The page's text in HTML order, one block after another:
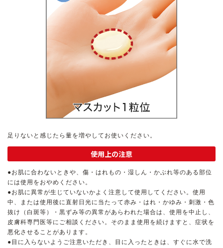
ブランド情報
ショッピングガイド
お電話でもご注文いただけます
0120-371-217
9時〜21時 / 年中無休
足りないと感じたら量を増やしてお使いください。
使用上の注意
●お肌に合わないときや、傷・はれもの・湿しん・かぶれ等のある部位
には使用をおやめください。
●お肌に異常が生じていないかよく注意して使用してください。使用
中、または使用後に直射日光に当たって赤み・はれ・かゆみ・刺激・色
抜け（白斑等）・黒ずみ等の異常があらわれた場合は、使用を中止し、
皮膚科専門医等にご相談ください。そのまま使用を続けますと、症状を
悪化させることがあります。
●目に入らないようご注意いただき、目に入ったときは、すぐに水で洗